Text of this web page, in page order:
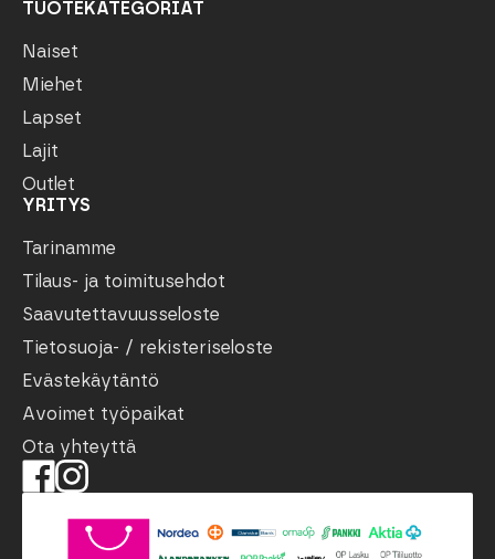
TUOTEKATEGORIAT
Naiset
Miehet
Lapset
Lajit
Outlet
YRITYS
Tarinamme
Tilaus- ja toimitusehdot
Saavutettavuusseloste
Tietosuoja- / rekisteriseloste
Evästekäytäntö
Avoimet työpaikat
Ota yhteyttä